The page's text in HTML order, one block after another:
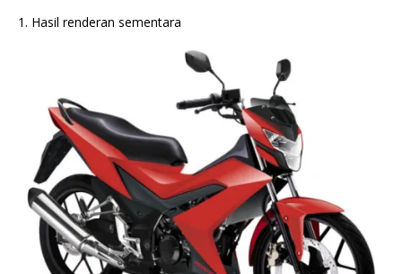
1. Hasil renderan sementara